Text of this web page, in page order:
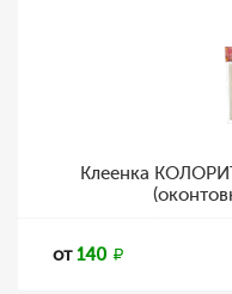
Клеенка
от140